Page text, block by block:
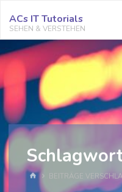
Inhalt
springen
ACs IT Tutorials
SEHEN & VERSTEHEN
STARTBEITRÄGE